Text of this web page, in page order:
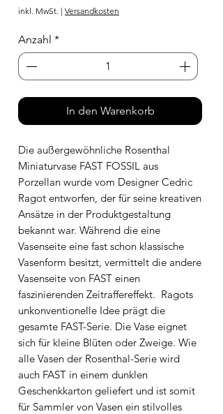
inkl. MwSt. | Versandkosten
Anzahl *
In den Warenkorb
Die außergewöhnliche Rosenthal
Miniaturvase FAST FOSSIL aus
Porzellan wurde vom Designer Cedric
Ragot entworfen, der für seine kreativen
Ansätze in der Produktgestaltung
bekannt war. Während die eine
Vasenseite eine fast schon klassische
Vasenform besitzt, vermittelt die andere
Vasenseite von FAST einen
faszinierenden Zeitraffereffekt. Ragots
unkonventionelle Idee prägt die
gesamte FAST-Serie. Die Vase eignet
sich für kleine Blüten oder Zweige. Wie
alle Vasen der Rosenthal-Serie wird
auch FAST in einem dunklen
Geschenkkarton geliefert und ist somit
für Sammler von Vasen ein stilvolles